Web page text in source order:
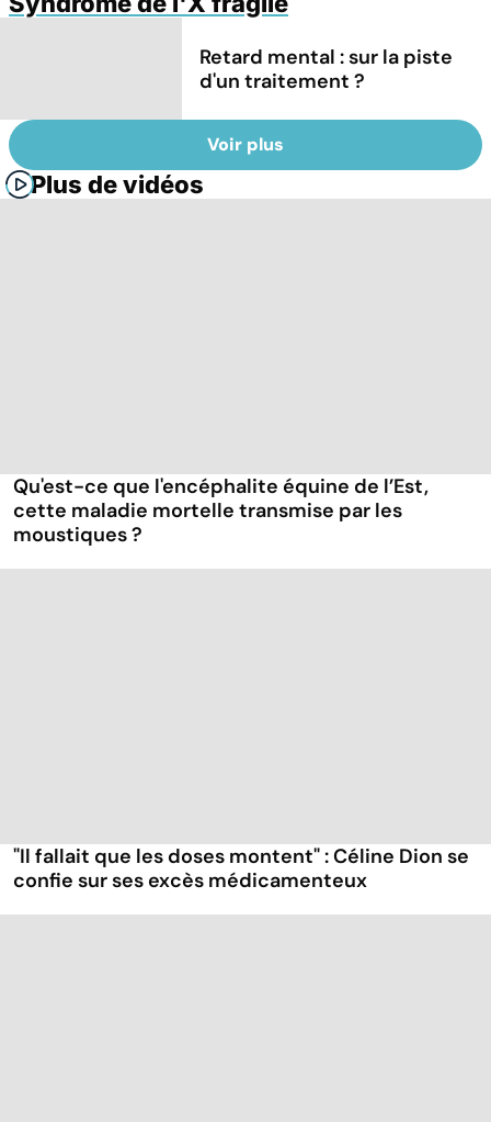
Retard mental : sur la piste
d'un traitement ?
Voir plus
Plus de vidéos
Qu'est-ce que l'encéphalite équine de l’Est,
cette maladie mortelle transmise par les
moustiques ?
"Il fallait que les doses montent" : Céline Dion se
confie sur ses excès médicamenteux